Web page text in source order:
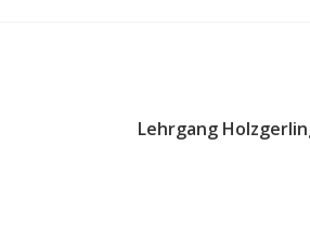
Lehrgang